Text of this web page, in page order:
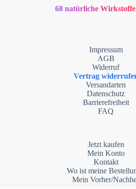
68 natürliche
Impressum
AGB
Widerruf
Vertrag
Versandarten
Datenschutz
Barrierefreiheit
FAQ
Jetzt kaufen
Mein Konto
Kontakt
Wo ist meine
Mein Vorher/